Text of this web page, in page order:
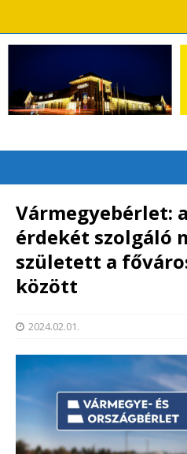
Vármegyebérlet:
érdekét szolgáló
született a
között
2024.02.01.